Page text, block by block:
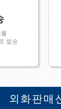
발송
외화판매